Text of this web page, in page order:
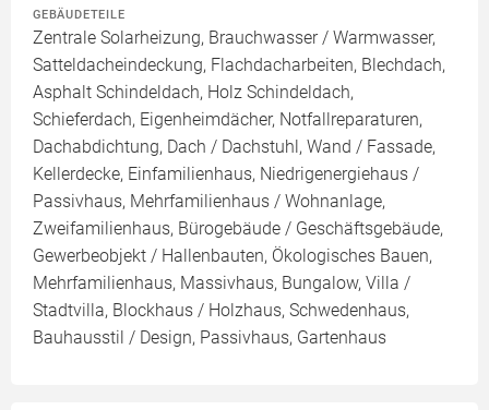
GEBÄUDETEILE
Zentrale Solarheizung, Brauchwasser / Warmwasser,
Satteldacheindeckung, Flachdacharbeiten, Blechdach,
Asphalt Schindeldach, Holz Schindeldach,
Schieferdach, Eigenheimdächer, Notfallreparaturen,
Dachabdichtung, Dach / Dachstuhl, Wand / Fassade,
Kellerdecke, Einfamilienhaus, Niedrigenergiehaus /
Passivhaus, Mehrfamilienhaus / Wohnanlage,
Zweifamilienhaus, Bürogebäude / Geschäftsgebäude,
Gewerbeobjekt / Hallenbauten, Ökologisches Bauen,
Mehrfamilienhaus, Massivhaus, Bungalow, Villa /
Stadtvilla, Blockhaus / Holzhaus, Schwedenhaus,
Bauhausstil / Design, Passivhaus, Gartenhaus